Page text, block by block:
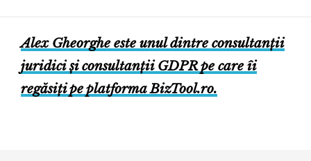
Alex Gheorghe este unul dintre consultanții
juridici și consultanții GDPR pe care îi
regăsiți pe platforma BizTool.ro.